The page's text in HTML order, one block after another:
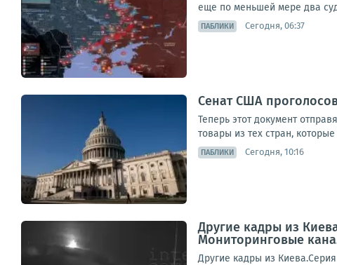
еще по меньшей мере два
ПАБЛИКИ Сегодня, 06:37
Сенат США
Теперь этот документ
товары из тех стран,
ПАБЛИКИ Сегодня, 10:16
Другие кадры из
Мониторинговые
Другие кадры из